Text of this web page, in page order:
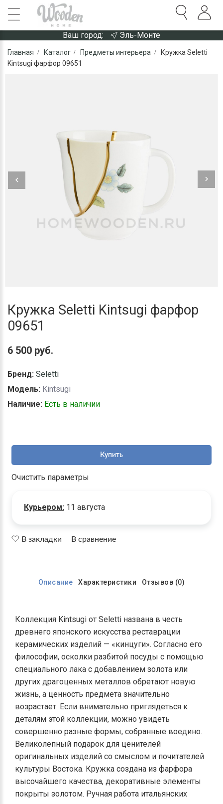
Ваш город: Эль-Монте
Главная Каталог Предметы интерьера
Кружка Seletti
Kintsugi фарфор 09651
Кружка Seletti Kintsugi фарфор
09651
6 500 руб.
Бренд: Seletti
Модель: Kintsugi
Наличие: Есть в наличии
Купить
Очистить параметры
Курьером: 11 августа
В закладки В сравнение
Описание Характеристики Отзывов (0)
Коллекция Kintsugi от Seletti названа в честь
древнего японского искусства реставрации
керамических изделий — «кинцуги». Согласно его
философии, осколки разбитой посуды с помощью
специального лака с добавлением золота или
других драгоценных металлов обретают новую
жизнь, а ценность предмета значительно
возрастает. Если внимательно приглядеться к
деталям этой коллекции, можно увидеть
совершенно разные формы, собранные воедино.
Великолепный подарок для ценителей
оригинальных изделий со смыслом и почитателей
культуры Востока. Кружка создана из фарфора
высочайшего качества, декоративные элементы
покрыты золотом. Ручная работа итальянских